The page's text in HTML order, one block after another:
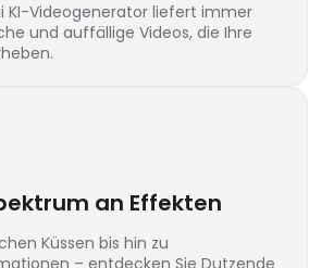
KI-Videogenerator liefert immer
und auffällige Videos, die Ihre
an Effekten
Küssen bis hin zu
– entdecken Sie Dutzende